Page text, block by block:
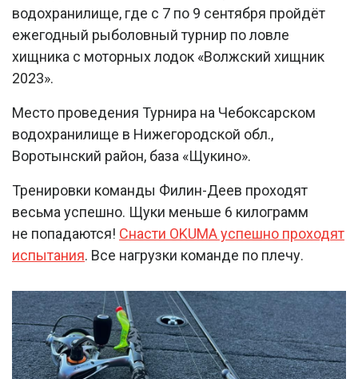
водохранилище, где с 7 по 9 сентября пройдёт
ежегодный рыболовный турнир по ловле
хищника с моторных лодок «Волжский хищник
2023».
Место проведения Турнира на Чебоксарском
водохранилище в Нижегородской обл.,
Воротынский район, база «Щукино».
Тренировки команды Филин-Деев проходят
весьма успешно. Щуки меньше 6 килограмм
не попадаются! Снасти OKUMA успешно проходят
испытания. Все нагрузки команде по плечу.